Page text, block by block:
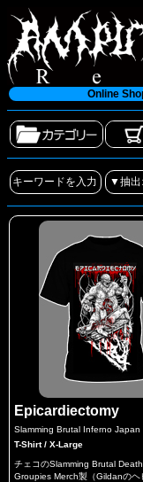
Online
Epicardiectomy
Slamming Brutal Inferno Japan
T-Shirt / X-Large
チェコのSlamming Brutal
Groupies Merch製（Gildanのヘ